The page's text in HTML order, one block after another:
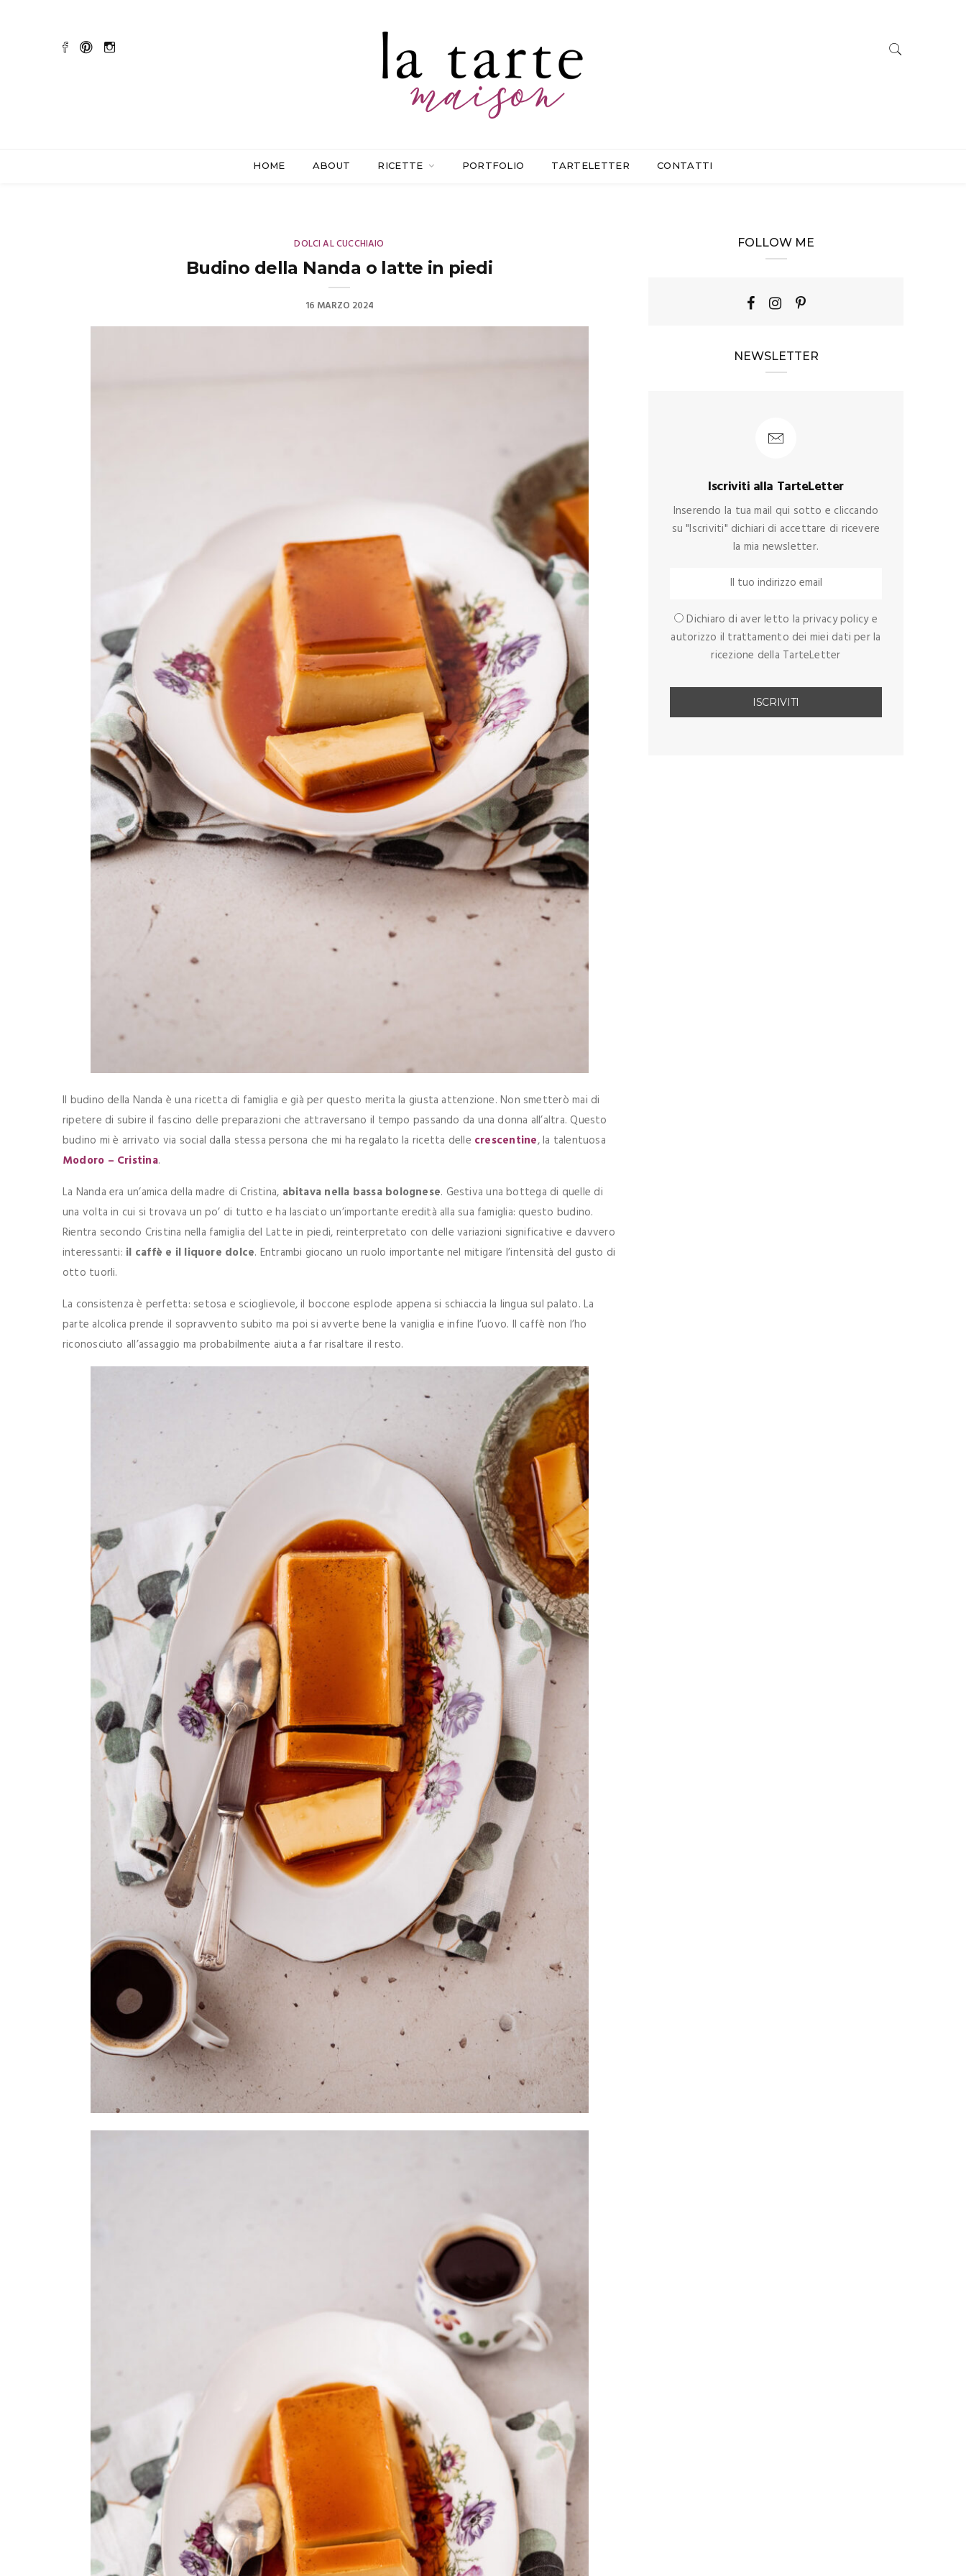
HOME ABOUT RICETTE PORTFOLIO TARTELETTER CONTATTI
DOLCI AL CUCCHIAIO
Budino della Nanda o latte in piedi
16 MARZO 2024
Il budino della Nanda è una ricetta di famiglia e già per questo merita la giusta attenzione. Non smetterò mai di
ripetere di subire il fascino delle preparazioni che attraversano il tempo passando da una donna all’altra. Questo
budino mi è arrivato via social dalla stessa persona che mi ha regalato la ricetta delle crescentine, la talentuosa
Modoro – Cristina.
La Nanda era un’amica della madre di Cristina, abitava nella bassa bolognese. Gestiva una bottega di quelle di
una volta in cui si trovava un po’ di tutto e ha lasciato un’importante eredità alla sua famiglia: questo budino.
Rientra secondo Cristina nella famiglia del Latte in piedi, reinterpretato con delle variazioni significative e davvero
interessanti: il caffè e il liquore dolce. Entrambi giocano un ruolo importante nel mitigare l’intensità del gusto di
otto tuorli.
La consistenza è perfetta: setosa e scioglievole, il boccone esplode appena si schiaccia la lingua sul palato. La
parte alcolica prende il sopravvento subito ma poi si avverte bene la vaniglia e infine l’uovo. Il caffè non l’ho
riconosciuto all’assaggio ma probabilmente aiuta a far risaltare il resto.
FOLLOW ME
NEWSLETTER
Iscriviti alla TarteLetter
Inserendo la tua mail qui sotto e cliccando
su "Iscriviti" dichiari di accettare di ricevere
la mia newsletter.
Dichiaro di aver letto la privacy policy e
autorizzo il trattamento dei miei dati per la
ricezione della TarteLetter